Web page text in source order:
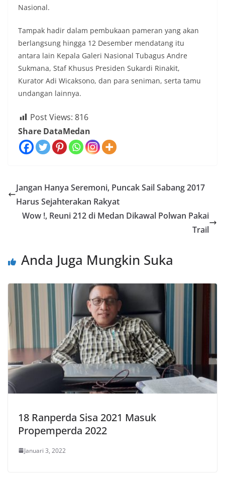
Nasional.
Tampak hadir dalam pembukaan pameran yang akan
berlangsung hingga 12 Desember mendatang itu
antara lain Kepala Galeri Nasional Tubagus Andre
Sukmana, Staf Khusus Presiden Sukardi Rinakit,
Kurator Adi Wicaksono, dan para seniman, serta tamu
undangan lainnya.
Post Views: 816
Share DataMedan
Jangan Hanya Seremoni, Puncak Sail Sabang 2017
Harus Sejahterakan Rakyat
Wow !, Reuni 212 di Medan Dikawal Polwan Pakai
Trail
Anda Juga Mungkin Suka
18 Ranperda Sisa 2021 Masuk
Propemperda 2022
Januari 3, 2022